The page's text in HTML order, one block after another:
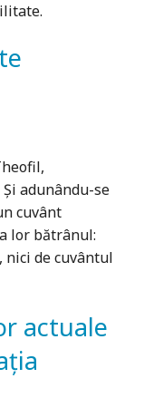
adunându-se
cuvânt
lor bătrânul:
nici de cuvântul
actuale